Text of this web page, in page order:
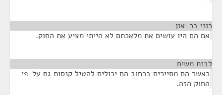
רוני בר-און
אם הם היו עושים את מלאכתם לא הייתי מציע את החוק.
לבנת משיח
כאשר הם מסיירים ברחוב הם יכולים להטיל קנסות גם על-פי
החוק הזה.